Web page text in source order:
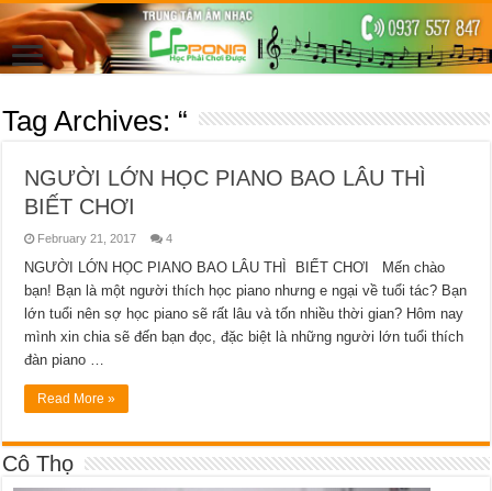
Tag Archives: “
NGƯỜI LỚN HỌC PIANO BAO LÂU THÌ
BIẾT CHƠI
February 21, 2017 4
NGƯỜI LỚN HỌC PIANO BAO LÂU THÌ BIẾT CHƠI Mến chào
bạn! Bạn là một người thích học piano nhưng e ngại về tuổi tác? Bạn
lớn tuổi nên sợ học piano sẽ rất lâu và tốn nhiều thời gian? Hôm nay
mình xin chia sẽ đến bạn đọc, đặc biệt là những người lớn tuổi thích
đàn piano …
Read More »
Cô Thọ